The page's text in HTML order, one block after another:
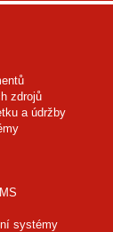
zdrojů
a údržby
systémy